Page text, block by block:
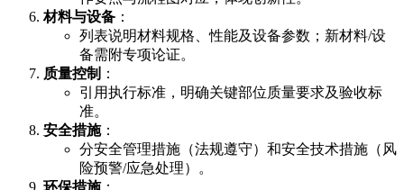
​材料与设备​ ​：
列表说明材料规格、性能及设备参数；新材料/设
备需附专项论证。
​质量控制​ ​：
引用执行标准，明确关键部位质量要求及验收标
准。
​安全措施​​：
分安全管理措施（法规遵守）和安全技术措施（风
险预警/应急处理）。
​环保措施​​：